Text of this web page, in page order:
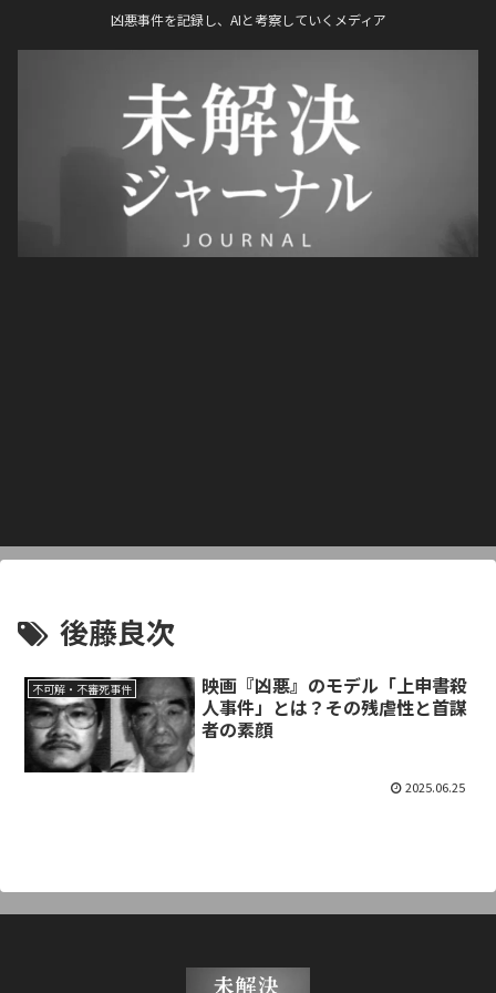
凶悪事件を記録し、AIと考察していくメディア
後藤良次
不可解・不審死事件
映画『凶悪』のモデル「上申書殺
人事件」とは？その残虐性と首謀
者の素顔
2025.06.25